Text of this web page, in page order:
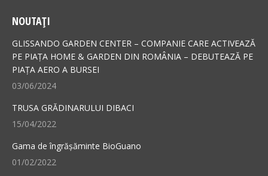
opens
in
new
window
opens
in
new
window
NOUTAȚI
GLISSANDO GARDEN CENTER – COMPANIE CARE ACTIVEAZĂ
PE PIAȚA HOME & GARDEN DIN ROMÂNIA – DEBUTEAZĂ PE
PIAȚA AERO A BURSEI
03/06/2024
TRUSA GRĂDINARULUI DIBACI
15/04/2022
Gama de îngrășăminte BioGuano
01/02/2022